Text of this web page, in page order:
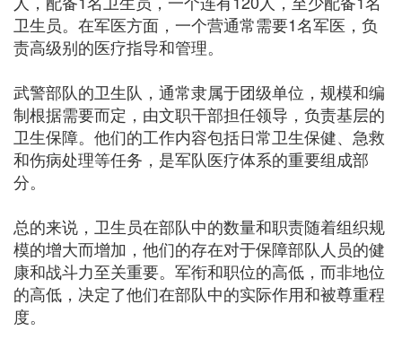
卫生员。在军医方面，一个营通常需要1名军医，负
责高级别的医疗指导和管理。
武警部队的卫生队，通常隶属于团级单位，规模和编
制根据需要而定，由文职干部担任领导，负责基层的
卫生保障。他们的工作内容包括日常卫生保健、急救
和伤病处理等任务，是军队医疗体系的重要组成部
分。
总的来说，卫生员在部队中的数量和职责随着组织规
模的增大而增加，他们的存在对于保障部队人员的健
康和战斗力至关重要。军衔和职位的高低，而非地位
的高低，决定了他们在部队中的实际作用和被尊重程
度。